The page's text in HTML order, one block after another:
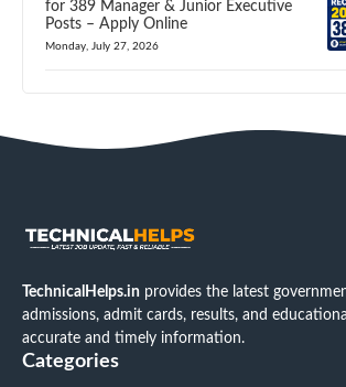
for 389 Manager & Junior Executive
Posts – Apply Online
Monday, July 27, 2026
TechnicalHelps.in provides the latest
admissions, admit cards, results, and
accurate and timely information.
Categories